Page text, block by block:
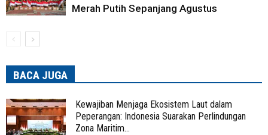
Merah Putih Sepanjang Agustus
BACA JUGA
Kewajiban Menjaga Ekosistem Laut dalam
Peperangan: Indonesia Suarakan Perlindungan
Zona Maritim...